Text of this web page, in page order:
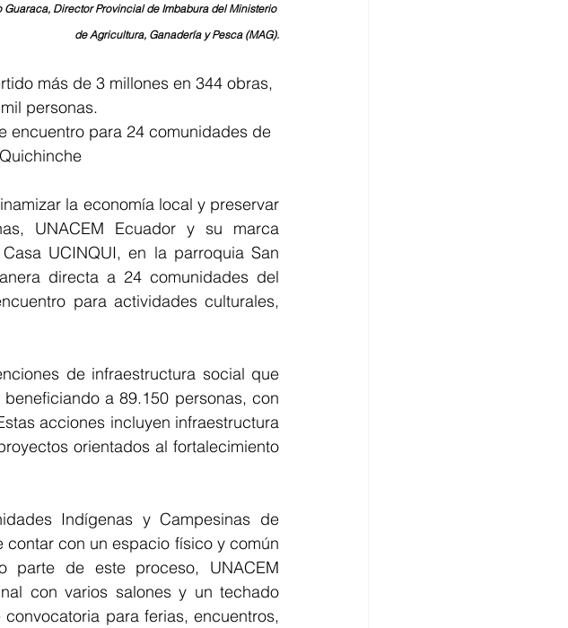
Guaraca, Director Provincial de Imbabura del Ministerio
de Agricultura, Ganadería y Pesca (MAG).
más de 3 millones en 344 obras,
personas.
encuentro para 24 comunidades de
la economía local y preservar
UNACEM Ecuador y su marca
UCINQUI, en la parroquia San
directa a 24 comunidades del
para actividades culturales,
de infraestructura social que
a 89.150 personas, con
acciones incluyen infraestructura
orientados al fortalecimiento
Indígenas y Campesinas de
con un espacio físico y común
parte de este proceso, UNACEM
con varios salones y un techado
para ferias, encuentros,